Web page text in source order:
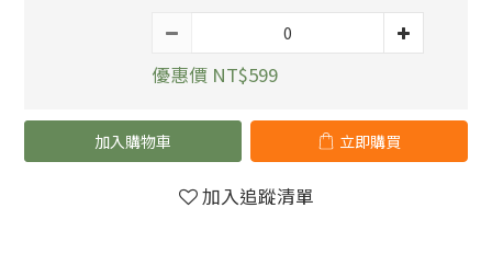
優惠價 NT$599
加入購物車 立即購買
加入追蹤清單